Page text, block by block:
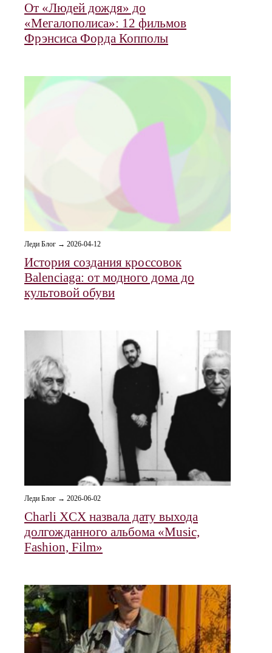
От «Людей дождя» до
«Мегалополиса»: 12 фильмов
Фрэнсиса Форда Копполы
Леди Блог → 2026-04-12
История создания кроссовок
Balenciaga: от модного дома до
культовой обуви
Леди Блог → 2026-06-02
Charli XCX назвала дату выхода
долгожданного альбома «Music,
Fashion, Film»